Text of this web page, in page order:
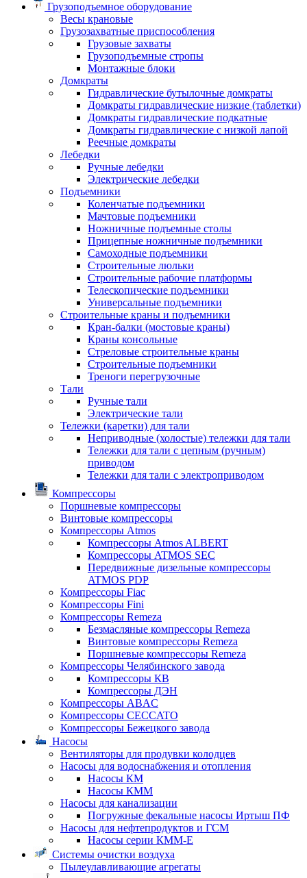
Грузоподъемное оборудование
Весы крановые
Грузозахватные приспособления
Грузовые захваты
Грузоподъемные стропы
Монтажные блоки
Домкраты
Гидравлические бутылочные домкраты
Домкраты гидравлические низкие (таблетки)
Домкраты гидравлические подкатные
Домкраты гидравлические с низкой лапой
Реечные домкраты
Лебедки
Ручные лебедки
Электрические лебедки
Подъемники
Коленчатые подъемники
Мачтовые подъемники
Ножничные подъемные столы
Прицепные ножничные подъемники
Самоходные подъемники
Строительные люльки
Строительные рабочие платформы
Телескопические подъемники
Универсальные подъемники
Строительные краны и подъемники
Кран-балки (мостовые краны)
Краны консольные
Стреловые строительные краны
Строительные подъемники
Треноги перегрузочные
Тали
Ручные тали
Электрические тали
Тележки (каретки) для тали
Неприводные (холостые) тележки для тали
Тележки для тали с цепным (ручным)
приводом
Тележки для тали с электроприводом
Компрессоры
Поршневые компрессоры
Винтовые компрессоры
Компрессоры Atmos
Компрессоры Atmos ALBERT
Компрессоры ATMOS SEC
Передвижные дизельные компрессоры
ATMOS PDP
Компрессоры Fiac
Компрессоры Fini
Компрессоры Remeza
Безмасляные компрессоры Remeza
Винтовые компрессоры Remeza
Поршневые компрессоры Remeza
Компрессоры Челябинского завода
Компрессоры КВ
Компрессоры ДЭН
Компрессоры ABAC
Компрессоры CECCATO
Компрессоры Бежецкого завода
Насосы
Вентиляторы для продувки колодцев
Насосы для водоснабжения и отопления
Насосы КМ
Насосы КММ
Насосы для канализации
Погружные фекальные насосы Иртыш ПФ
Насосы для нефтепродуктов и ГСМ
Насосы серии КММ-Е
Системы очистки воздуха
Пылеулавливающие агрегаты